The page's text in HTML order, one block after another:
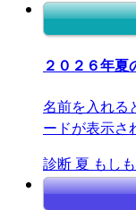
２０２６年夏
名前を入れる
ードが表示さ
診断 夏 もしも